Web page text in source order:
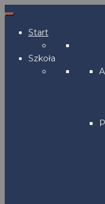
Start
Szkoła